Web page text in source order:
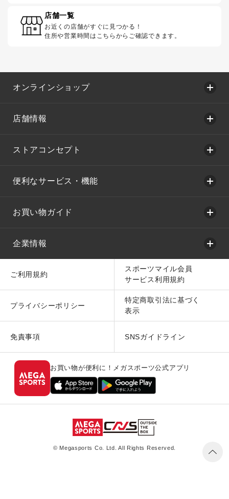
店舗一覧
お近くの店舗がすぐに見つかる！
住所や営業時間はこちらからご確認できます。
オンラインショップ
店舗情報
ストアコンセプト
便利なサービス・機能
お買い物ガイド
企業情報
ご利用規約
スポーツマイル会員
サービス利用規約
プライバシーポリシー
特定商取引法に基づく
表示
免責事項 SNSガイドライン
お買い物が便利に！メガスポーツ公式アプリ
© Megasports Co. Ltd. All Rights Reserved.